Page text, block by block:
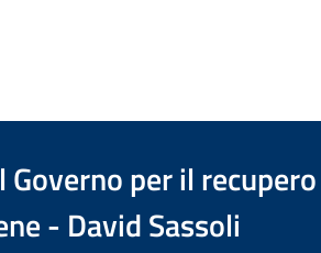
per il
- David Sassoli